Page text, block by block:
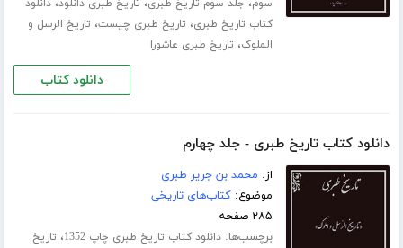
سوم، جلد سوم تاریخ طبری، تاریخ طبری دانلود،دانلود
کتاب تاریخ طبری، تاریخ طبری چیست، تاریخ الرسل و
الملوک، تاریخ طبری عاشورا
دانلود کتاب
دانلود کتاب تاریخ طبری - جلد چهارم
از: محمد بن جریر طبری
موضوع:کتاب‌های تاریخی
۲۸۵ صفحه
برچسب‌ها:دانلود کتاب تاریخ طبری چاپ 1352 ، تاریخ